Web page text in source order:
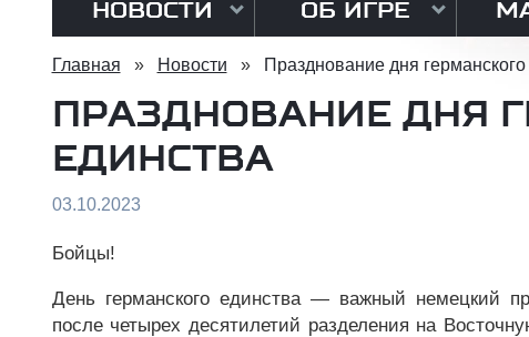
НОВОСТИ ОБ ИГРЕ
Главная » Новости » Празднование дня германского
ПРАЗДНОВАНИЕ ДНЯ
ЕДИНСТВА
03.10.2023
Бойцы!
День германского единства — важный немецкий
после четырех десятилетий разделения на